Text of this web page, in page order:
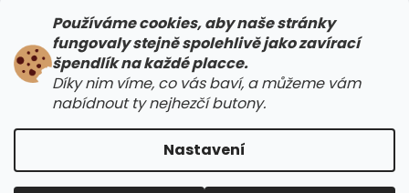
Používáme cookies, aby naše stránky
fungovaly stejně spolehlivě jako zavírací
špendlík na každé placce.
Díky nim víme, co vás baví, a můžeme vám
nabídnout ty nejhezčí butony.
Nastavení
Odstoupení od smlouvy / vrácení zboží
Doprava a platba
Reklamace
Podmínky ochrany osobních údajů